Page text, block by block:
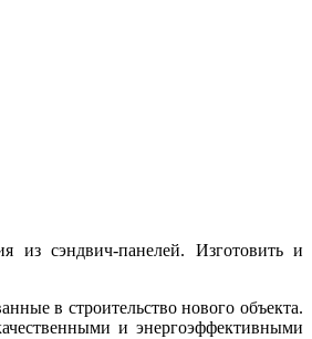
из сэндвич-панелей. Изготовить и
в строительство нового объекта.
и энергоэффективными